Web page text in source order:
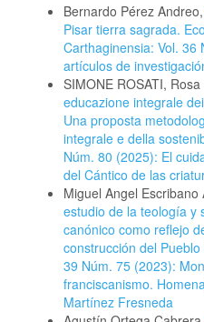
Bernardo Pérez Andreo,
Pisar tierra sagrada.
Carthaginensia: Vol.
artículos de
SIMONE ROSATI, Rosa
educazione integrale
Una proposta
integrale e della
Núm. 80 (2025): El
del Cántico de las
Miguel Angel Escribano
estudio de la teología y
canónico como reflejo
construcción del
39 Núm. 75 (2023):
franciscanismo.
Martínez Fresneda